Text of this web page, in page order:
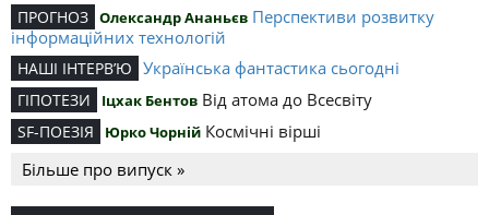
ПРОГНОЗ Олександр Ананьєв Перспективи розвитку
інформаційних технологій
НАШІ ІНТЕРВ’Ю Українська фантастика сьогодні
ГІПОТЕЗИ Іцхак Бентов Від атома до Всесвіту
SF-ПОЕЗІЯ Юрко Чорній Космічні вірші
Більше про випуск »